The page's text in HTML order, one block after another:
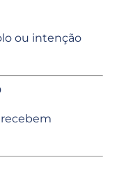
ou intenção